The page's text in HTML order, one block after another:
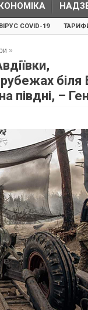
COVID-19
»
біля
півдні, –